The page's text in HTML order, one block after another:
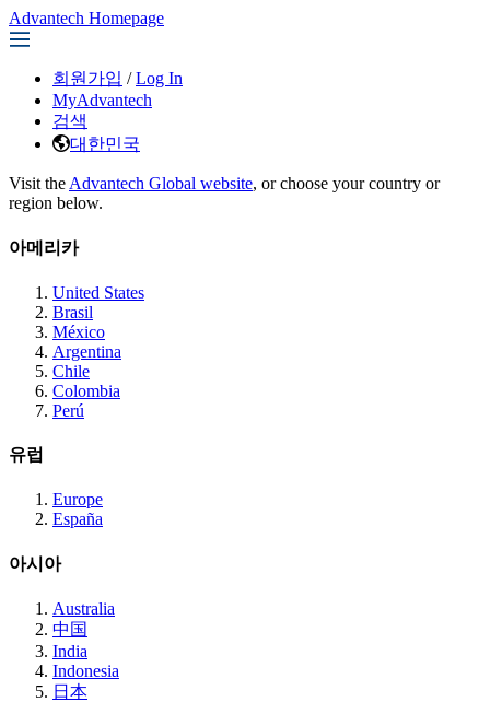
Advantech Homepage
회원가입 / Log In
MyAdvantech
검색
대한민국
Visit the Advantech Global website, or choose your country or
region below.
아메리카
United States
Brasil
México
Argentina
Chile
Colombia
Perú
유럽
Europe
España
아시아
Australia
中国
India
Indonesia
日本